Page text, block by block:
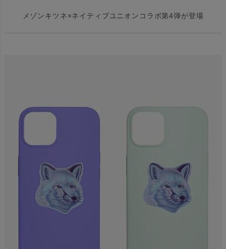
メゾンキツネ×ネイティブユニオンコラボ第4弾が登場